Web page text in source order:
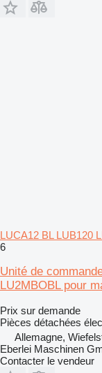
LUCA12 BL LUB120
6
Unité de
LU2MBOBL pour
Prix sur demande
Pièces détachées
Allemagne,
Eberlei Maschinen
Contacter le vendeur